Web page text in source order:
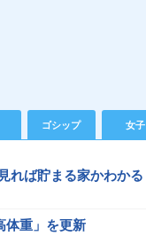
ゴシップ 女子
れば貯まる家かわかる
体重」を更新